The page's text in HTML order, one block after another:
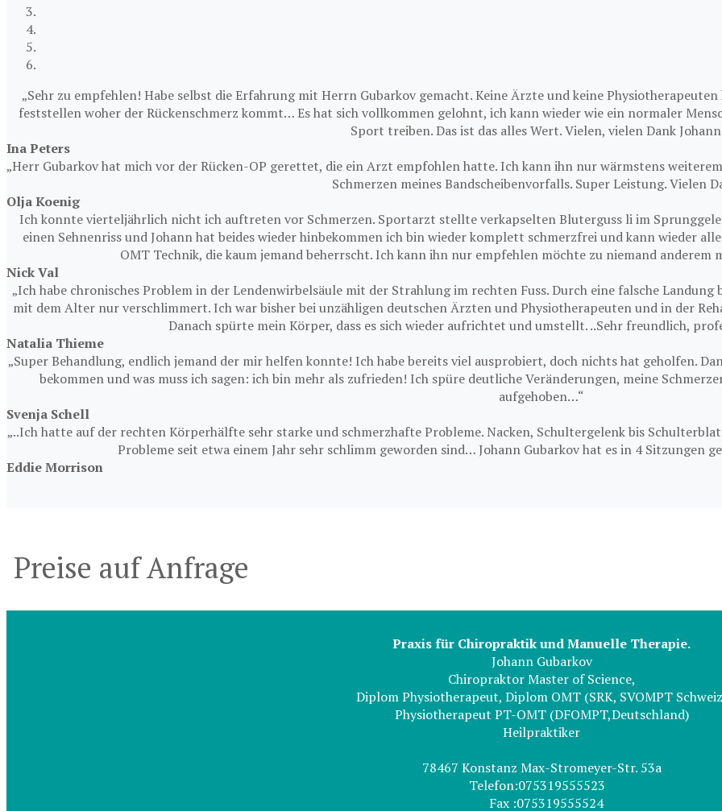
„Sehr zu empfehlen! Habe selbst die Erfahrung mit Herrn Gubarkov gemacht. Keine Ärzte und keine
feststellen woher der Rückenschmerz kommt… Es hat sich vollkommen gelohnt, ich kann wieder wie ein normaler
Sport treiben. Das ist das alles Wert. Vielen, vielen Dank
Ina Peters
„Herr Gubarkov hat mich vor der Rücken-OP gerettet, die ein Arzt empfohlen hatte. Ich kann ihn nur wärmstens
Schmerzen meines Bandscheibenvorfalls. Super Leistung. Vielen
Olja Koenig
Ich konnte vierteljährlich nicht ich auftreten vor Schmerzen. Sportarzt stellte verkapselten Bluterguss li im
einen Sehnenriss und Johann hat beides wieder hinbekommen ich bin wieder komplett schmerzfrei und kann wieder
OMT Technik, die kaum jemand beherrscht. Ich kann ihn nur empfehlen möchte zu niemand anderem
Nick Val
„Ich habe chronisches Problem in der Lendenwirbelsäule mit der Strahlung im rechten Fuss. Durch eine falsche
mit dem Alter nur verschlimmert. Ich war bisher bei unzähligen deutschen Ärzten und Physiotherapeuten und in der
Danach spürte mein Körper, dass es sich wieder aufrichtet und umstellt. ..Sehr freundlich,
Natalia Thieme
„Super Behandlung, endlich jemand der mir helfen konnte! Ich habe bereits viel ausprobiert, doch nichts hat geholfen.
bekommen und was muss ich sagen: ich bin mehr als zufrieden! Ich spüre deutliche Veränderungen, meine
aufgehoben…“
Svenja Schell
„..Ich hatte auf der rechten Körperhälfte sehr starke und schmerzhafte Probleme. Nacken, Schultergelenk bis
Probleme seit etwa einem Jahr sehr schlimm geworden sind… Johann Gubarkov hat es in 4 Sitzungen
Eddie Morrison
Preise auf Anfrage
Praxis für Chiropraktik und Manuelle Therapie.
Johann Gubarkov
Chiropraktor Master of Science,
Diplom Physiotherapeut, Diplom OMT (SRK, SVOMPT
Physiotherapeut PT-OMT (DFOMPT,Deutschland)
Heilpraktiker
78467 Konstanz Max-Stromeyer-Str. 53а
Telefon:075319555523
Fax :075319555524